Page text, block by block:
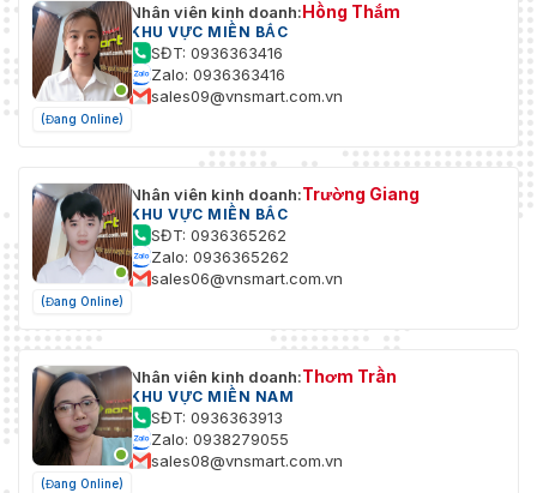
(Đang Online)
Nhân viên kinh doanh:Hồng Thắm
KHU VỰC MIỀN BẮC
SĐT: 0936363416
Zalo: 0936363416
sales09@vnsmart.com.vn
(Đang Online)
Nhân viên kinh doanh:Trường Giang
KHU VỰC MIỀN BẮC
SĐT: 0936365262
Zalo: 0936365262
sales06@vnsmart.com.vn
(Đang Online)
Nhân viên kinh doanh:Thơm Trần
KHU VỰC MIỀN NAM
SĐT: 0936363913
Zalo: 0938279055
sales08@vnsmart.com.vn